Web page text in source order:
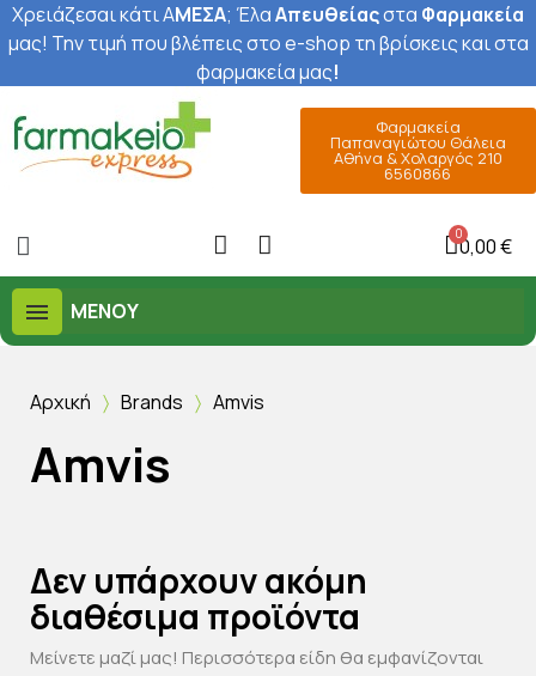
Χρειάζεσαι κάτι ΑΜΕΣΑ; ΈλαΑπευθείαςστα Φαρμακεία
μας! Την τιμή που βλέπεις στο e-shop τη βρίσκεις και στα
φαρμακεία μας!
Φαρμακεία
Παπαναγιώτου Θάλεια
Αθήνα & Χολαργός 210
6560866
0,00 €
ΜΕΝΟΎ
Αρχική Brands Amvis
Amvis
Δεν υπάρχουν ακόμη
διαθέσιμα προϊόντα
Μείνετε μαζί μας! Περισσότερα είδη θα εμφανίζονται